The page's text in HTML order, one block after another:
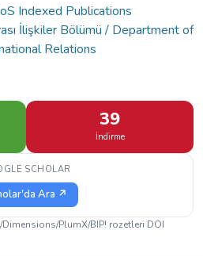
Indexed Publications
İlişkiler Bölümü / Department of
Relations
39
İndirme
SCHOLAR
Ara ↗
PlumX/BIP! rozetleri DOI